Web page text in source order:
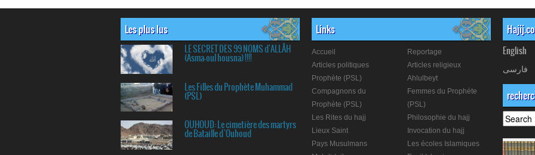
Les plus lus
LE SECRET DES 99 NOMS d'ALLÂH
(Asma-oul housna) !!!!
Les Filles du Prophète Muhammad
(PSL)
OUHOUD: Le cimetière des martyrs
de Bataille d`Ouhoud
Links
Accueil
Reportage
Articles politiques
Articles religieux
Prophète (PSL)
Ahlulbeyt
Compagnons du
Prophète (PSL)
Femmes du Prophète
(PSL)
Les Rites du hajj
Philosophie du hajj
Lieux Saint
Invocation du hajj
Pays Musulmans
Les écoles Islamiques
English
فارسی